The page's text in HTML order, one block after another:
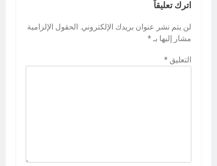
اترك تعليقاً
لن يتم نشر عنوان بريدك الإلكتروني. الحقول الإلزامية
مشار إليها بـ *
التعليق *